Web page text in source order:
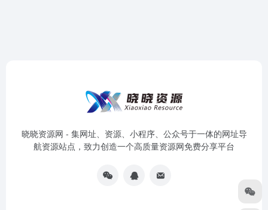
晓晓资源网 - 集网址、资源、小程序、公众号于一体的网址导
航资源站点，致力创造一个高质量资源网免费分享平台